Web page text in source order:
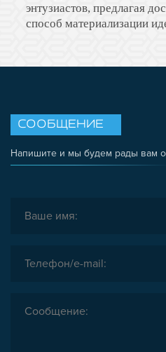
энтузиастов, предлагая
способ материализации
СООБЩЕНИЕ
Напишите и мы будем рады вам